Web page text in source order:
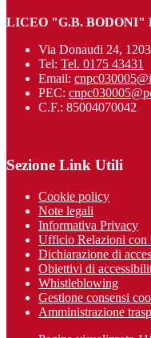
LICEO "G.B. BODONI"
Via Donaudi 24,
Tel: Tel. 0175 43431
Email:
PEC:
C.F.: 85004070042
Sezione Link Utili
Cookie policy
Note legali
Informativa Privacy
Ufficio Relazioni con
Dichiarazione di
Obiettivi di
Whistleblowing
Gestione consensi
Amministrazione